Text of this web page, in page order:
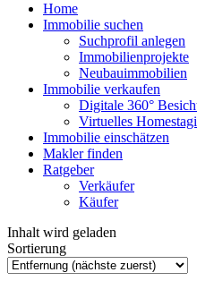
Home
Immobilie suchen
Suchprofil anlegen
Immobilienprojekte
Neubauimmobilien
Immobilie verkaufen
Digitale 360°
Virtuelles
Immobilie einschätzen
Makler finden
Ratgeber
Verkäufer
Käufer
Inhalt wird geladen
Sortierung